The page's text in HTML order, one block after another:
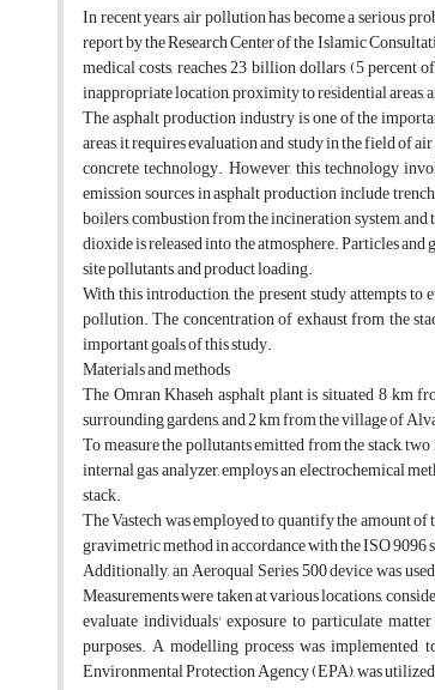
In recent years, air pollution has become a serious
report by the Research Center of the Islamic
medical costs, reaches 23 billion dollars (5
inappropriate location, proximity to residential
The asphalt production industry is one of the
areas, it requires evaluation and study in the field of
concrete technology. However, this technology
emission sources in asphalt production include
boilers, combustion from the incineration system,
dioxide is released into the atmosphere. Particles
site pollutants, and product loading.
With this introduction, the present study attempts
pollution. The concentration of exhaust from the
important goals of this study.
Materials and methods
The Omran Khaseh asphalt plant is situated 8 km
surrounding gardens, and 2 km from the village of
To measure the pollutants emitted from the stack,
internal gas analyzer, employs an electrochemical
stack.
The Vastech was employed to quantify the amount
gravimetric method in accordance with the ISO 9096
Additionally, an Aeroqual Series 500 device was
Measurements were taken at various locations,
evaluate individuals' exposure to particulate
purposes. A modelling process was
Environmental Protection Agency (EPA), was